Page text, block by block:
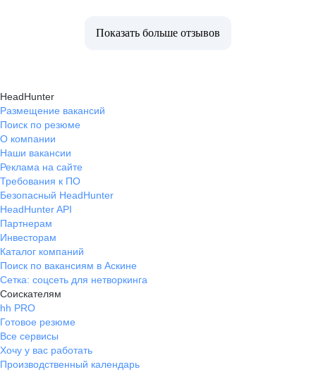
Показать больше отзывов
HeadHunter
Размещение вакансий
Поиск по резюме
О компании
Наши вакансии
Реклама на сайте
Требования к ПО
Безопасный HeadHunter
HeadHunter API
Партнерам
Инвесторам
Каталог компаний
Поиск по вакансиям в Аскине
Сетка: соцсеть для нетворкинга
Соискателям
hh PRO
Готовое резюме
Все сервисы
Хочу у вас работать
Производственный календарь